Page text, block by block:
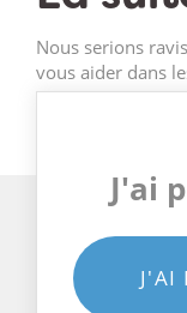
Nous serions
vous aider dans
J'ai
J'AI